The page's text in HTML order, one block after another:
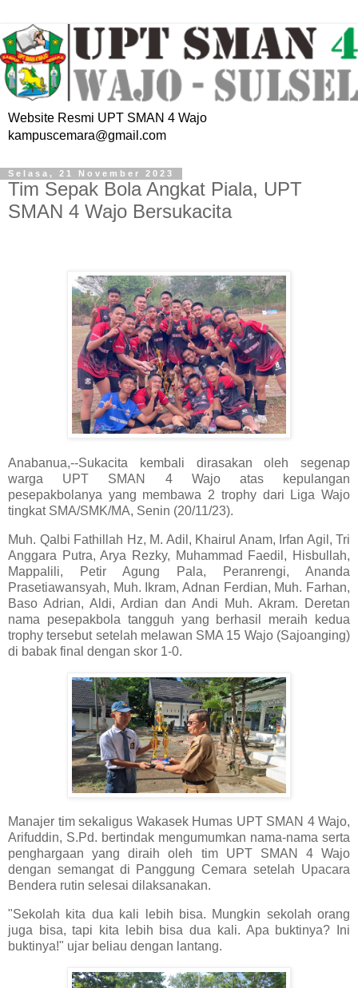
Website Resmi UPT SMAN 4 Wajo
kampuscemara@gmail.com
Selasa, 21 November 2023
Tim Sepak Bola Angkat Piala, UPT
SMAN 4 Wajo Bersukacita
Anabanua,--Sukacita kembali dirasakan oleh segenap
warga UPT SMAN 4 Wajo atas kepulangan
pesepakbolanya yang membawa 2 trophy dari Liga Wajo
tingkat SMA/SMK/MA, Senin (20/11/23).
Muh. Qalbi Fathillah Hz, M. Adil, Khairul Anam, Irfan Agil, Tri
Anggara Putra, Arya Rezky, Muhammad Faedil, Hisbullah,
Mappalili, Petir Agung Pala, Peranrengi, Ananda
Prasetiawansyah, Muh. Ikram, Adnan Ferdian, Muh. Farhan,
Baso Adrian, Aldi, Ardian dan Andi Muh. Akram. Deretan
nama pesepakbola tangguh yang berhasil meraih kedua
trophy tersebut setelah melawan SMA 15 Wajo (Sajoanging)
di babak final dengan skor 1-0.
Manajer tim sekaligus Wakasek Humas UPT SMAN 4 Wajo,
Arifuddin, S.Pd. bertindak mengumumkan nama-nama serta
penghargaan yang diraih oleh tim UPT SMAN 4 Wajo
dengan semangat di Panggung Cemara setelah Upacara
Bendera rutin selesai dilaksanakan.
"Sekolah kita dua kali lebih bisa. Mungkin sekolah orang
juga bisa, tapi kita lebih bisa dua kali. Apa buktinya? Ini
buktinya!" ujar beliau dengan lantang.